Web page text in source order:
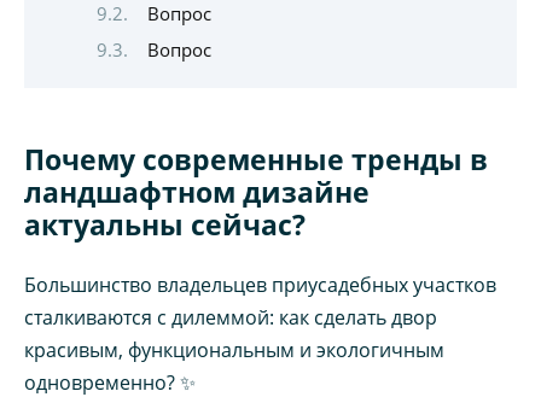
Вопрос
Вопрос
Почему современные тренды в
ландшафтном дизайне
актуальны сейчас?
Большинство владельцев приусадебных участков
сталкиваются с дилеммой: как сделать двор
красивым, функциональным и экологичным
одновременно? ✨